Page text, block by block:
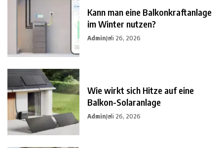
Kann man eine Balkonkraftanlage
im Winter nutzen?
AdminJuli 26, 2026
Wie wirkt sich Hitze auf eine
Balkon-Solaranlage
AdminJuli 26, 2026